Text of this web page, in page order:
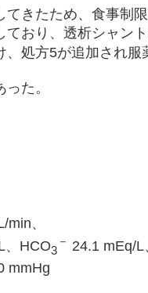
きたため、食事制限
おり、透析シャン
処方5が追加され
た。
、
、HCO3
－ 24.1 mEq/L
mmHg